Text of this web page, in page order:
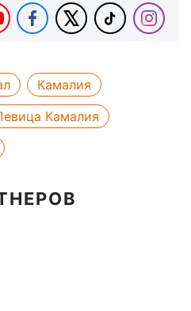
Камалия
Камалия